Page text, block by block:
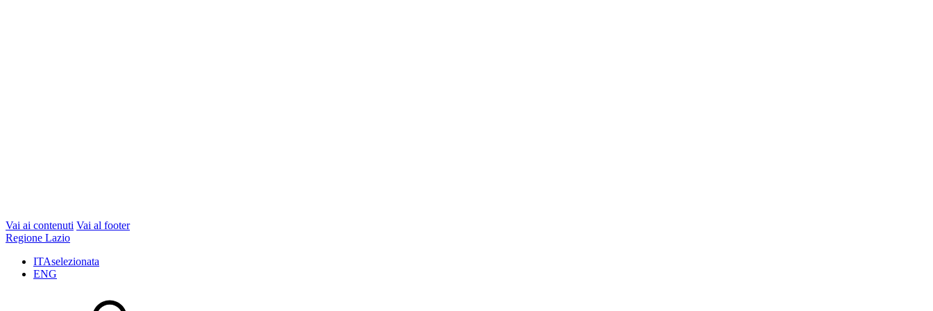
Vai ai contenuti Vai al footer
Regione Lazio
ITAselezionata
ENG